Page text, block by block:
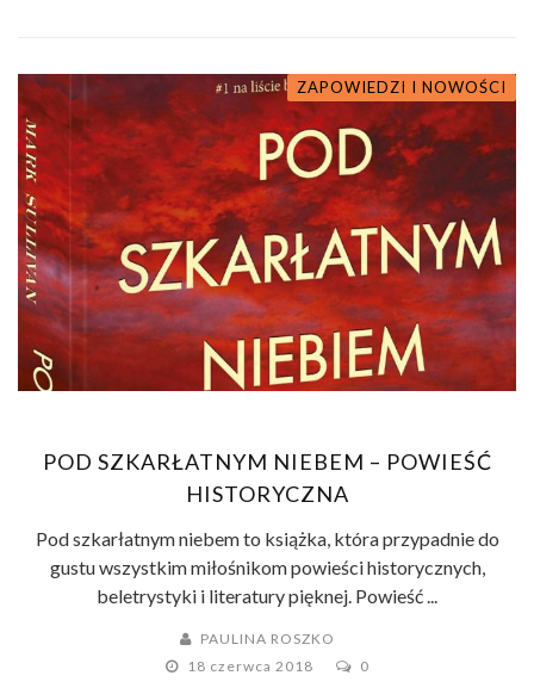
ZAPOWIEDZI I NOWOŚCI
POD SZKARŁATNYM NIEBEM – POWIEŚĆ
HISTORYCZNA
Pod szkarłatnym niebem to książka, która przypadnie do
gustu wszystkim miłośnikom powieści historycznych,
beletrystyki i literatury pięknej. Powieść ...
PAULINA ROSZKO
18 czerwca 2018
0